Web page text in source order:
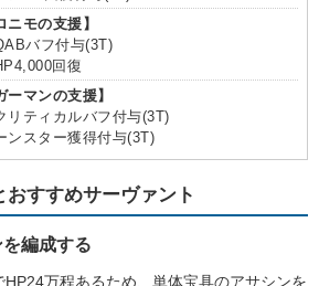
ニモの支援】
バフ付与(3T)
回復
ーマンの支援】
リティカルバフ付与(3T)
ンスター獲得付与(3T)
すすめサーヴァント
編成する
万程あるため、単体宝具のアサシンを